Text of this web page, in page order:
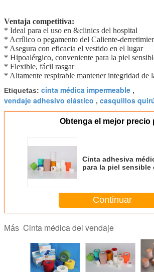
Ventaja competitiva:
* Ideal para el uso en &clinics del hospital
* Acrílico o pegamento del Caliente-
* Asegura con eficacia el vestido en el lugar
* Hipoalérgico, conveniente para la piel
* Flexible, fácil rasgar
* Altamente respirable mantener integridad de
Etiquetas: cinta médica impermeable ,
vendaje adhesivo elástico , casquillos
Obtenga el mejor precio
Cinta adhesiva
para la piel sensible
Continuar
Más Cinta médica del vendaje